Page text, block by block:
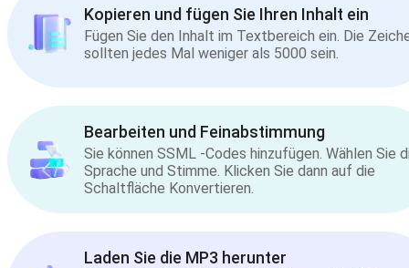
Kopieren und fügen Sie Ihren Inhalt ein
Fügen Sie den Inhalt im Textbereich ein. Die
sollten jedes Mal weniger als 5000 sein.
Bearbeiten und Feinabstimmung
Sie können SSML -Codes hinzufügen. Wählen Sie
Sprache und Stimme. Klicken Sie dann auf die
Schaltfläche Konvertieren.
Laden Sie die MP3 herunter